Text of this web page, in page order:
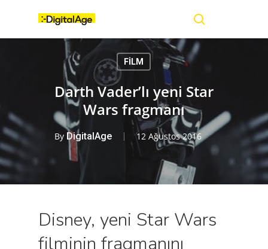
content
FİLM
Darth Vader’lı yeni Star
Wars fragmanı
By DigitalAge 12 Ağustos 2016
Disney, yeni Star Wars
filminin fragmanını